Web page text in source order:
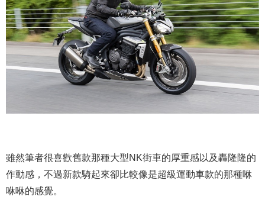
雖然筆者很喜歡舊款那種大型NK街車的厚重感以及轟隆隆的
作動感，不過新款騎起來卻比較像是超級運動車款的那種咻
咻咻的感覺。